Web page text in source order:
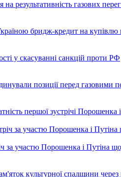
на результативність газових
бридж-кредит на купівлю
у скасуванні санкцій проти РФ
позиції перед газовими
першої зустрічі Порошенка
за участю Порошенка і Путіна